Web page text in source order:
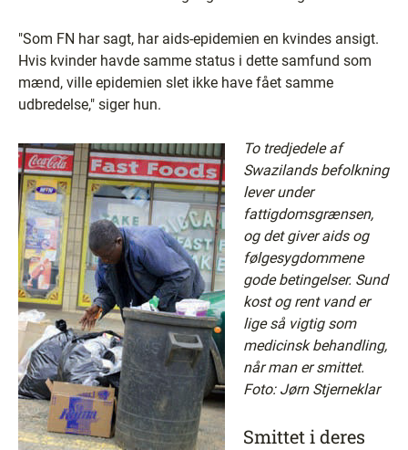
"Som FN har sagt, har aids-epidemien en kvindes ansigt.
Hvis kvinder havde samme status i dette samfund som
mænd, ville epidemien slet ikke have fået samme
udbredelse," siger hun.
To tredjedele af
Swazilands befolkning
lever under
fattigdomsgrænsen,
og det giver aids og
følgesygdommene
gode betingelser. Sund
kost og rent vand er
lige så vigtig som
medicinsk behandling,
når man er smittet.
Foto: Jørn Stjerneklar
Smittet i deres